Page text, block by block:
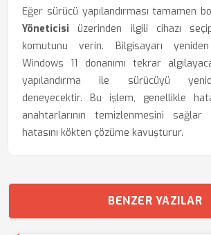
Eğer sürücü yapılandırması tamamen
Yöneticisi üzerinden ilgili cihazı
komutunu verin. Bilgisayarı yeniden
Windows 11 donanımı tekrar
yapılandırma ile sürücüyü
deneyecektir. Bu işlem, genellikle
anahtarlarının temizlenmesini
hatasını kökten çözüme kavuşturur.
BENZER YAZILAR